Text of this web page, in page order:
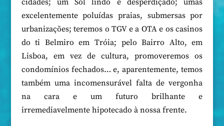
cidades; um Sol lindo e desperdiçado; umas
excelentemente poluídas praias, submersas por
urbanizações; teremos o TGV e a OTA e os casinos
do ti Belmiro em Tróia; pelo Bairro Alto, em
Lisboa, em vez de cultura, promoveremos os
condomínios fechados… e, aparentemente, temos
também uma incomensurável falta de vergonha
na cara e um futuro brilhante e
irremediavelmente hipotecado à nossa frente.